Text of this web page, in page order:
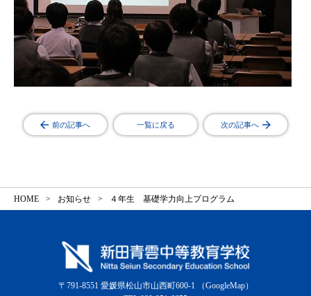
前の記事へ 一覧に戻る 次の記事へ
HOME お知らせ ４年生 基礎学力向上プログラム
〒791-8551 愛媛県松山市山西町600-1
（GoogleMap）